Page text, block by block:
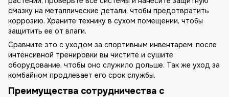
смазку на металлические детали, чтобы предотвратить
коррозию. Храните технику в сухом помещении, чтобы
защитить ее от влаги.
Сравните это с уходом за спортивным инвентарем: после
интенсивной тренировки вы чистите и сушите
оборудование, чтобы оно служило дольше. Так же уход за
комбайном продлевает его срок службы.
Преимущества сотрудничества с